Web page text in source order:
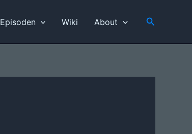
Episoden Wiki About Suchen